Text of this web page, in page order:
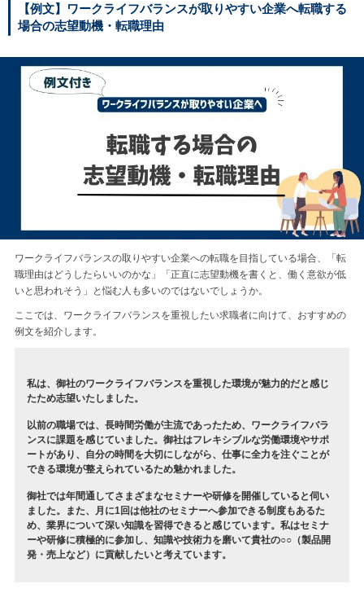
【例文】ワークライフバランスが取りやすい企業へ転職する
場合の志望動機・転職理由
ワークライフバランスの取りやすい企業への転職を目指している場合、「転
職理由はどうしたらいいのかな」「正直に志望動機を書くと、働く意欲が低
いと思われそう」と悩む人も多いのではないでしょうか。
ここでは、ワークライフバランスを重視したい求職者に向けて、おすすめの
例文を紹介します。
私は、御社のワークライフバランスを重視した環境が魅力的だと感じ
たため志望いたしました。
以前の職場では、長時間労働が主流であったため、ワークライフバラ
ンスに課題を感じていました。御社はフレキシブルな労働環境やサポ
ートがあり、自分の時間を大切にしながら、仕事に全力を注ぐことが
できる環境が整えられているため魅かれました。
御社では年間通してさまざまなセミナーや研修を開催していると伺い
ました。また、月に1回は他社のセミナーへ参加できる制度もあるた
め、業界について深い知識を習得できると感じています。私はセミナ
ーや研修に積極的に参加し、知識や技術力を磨いて貴社の○○（製品開
発・売上など）に貢献したいと考えています。